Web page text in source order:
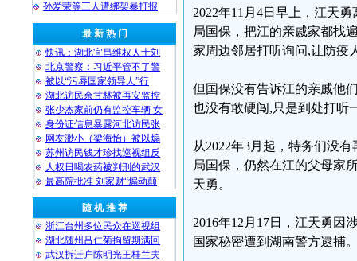
孙爱荣等三人遭绑架暴打报
最 新 热 门
快讯：湖北宜昌维权人士刘
北京警察：习近平管不了警
被以“污辱国家领导人”行
湖北访民余甘林被再安监控
张少杰家前仍有监控车辆 女
身份证信息暴露河北访民张
网友渺小（梁海怡）被以煽
苏州访民钱才珍找巡视组反
人权日喝农药被判刑的武汉
最高院批准 刘家财“煽动颠
随 机 推 荐
浙江台州多位民众在巡视组
湖北随州吕仁菊拘留期满回
武汉拆迁户陈明光王桂兰夫
2022年11月4日早上，江天
局国保，把江的亲戚家都找
家周边邻居打听询问,让防疫
但国保没有告诉江的亲戚他
也没有敢硬闯,只是到处打听
从2022年3月起，特务们没
局国保，仍然在江的父母家
天勇。
2016年12月17日，江天勇因
国家秘密遭到湖南警方逮捕